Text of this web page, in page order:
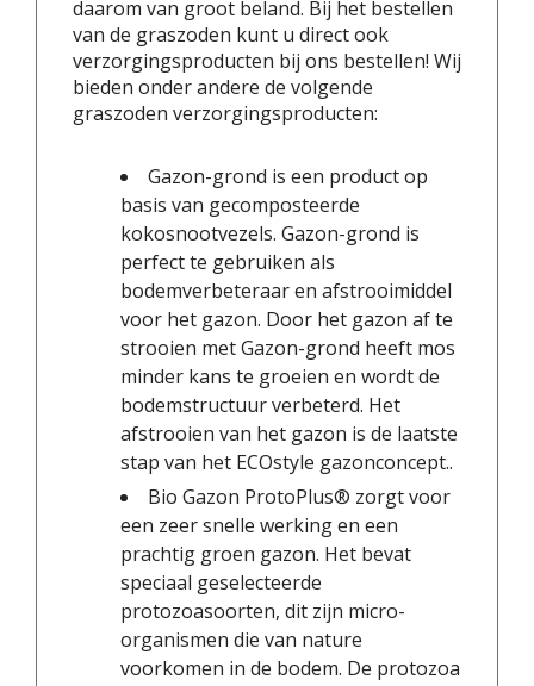
daarom van groot beland. Bij het bestellen
van de graszoden kunt u direct ook
verzorgingsproducten bij ons bestellen! Wij
bieden onder andere de volgende
graszoden verzorgingsproducten:
Gazon-grond is een product op
basis van gecomposteerde
kokosnootvezels. Gazon-grond is
perfect te gebruiken als
bodemverbeteraar en afstrooimiddel
voor het gazon. Door het gazon af te
strooien met Gazon-grond heeft mos
minder kans te groeien en wordt de
bodemstructuur verbeterd. Het
afstrooien van het gazon is de laatste
stap van het ECOstyle gazonconcept..
Bio Gazon ProtoPlus® zorgt voor
een zeer snelle werking en een
prachtig groen gazon. Het bevat
speciaal geselecteerde
protozoasoorten, dit zijn micro-
organismen die van nature
voorkomen in de bodem. De protozoa